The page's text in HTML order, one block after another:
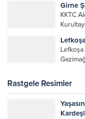
alarak
Girne
KKTC
yönetim
Rastgele Resimler